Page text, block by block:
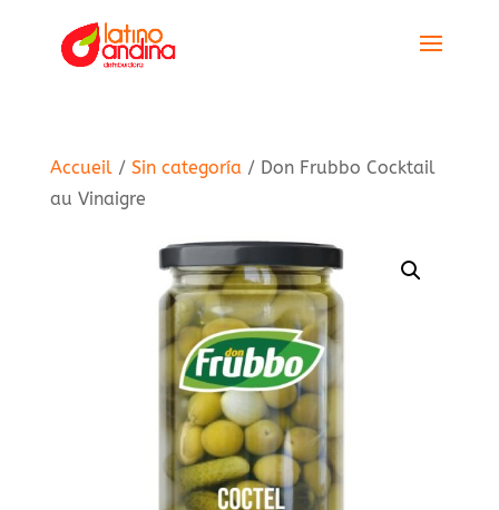
Accueil/ Sin categoría / Don Frubbo Cocktail
au Vinaigre